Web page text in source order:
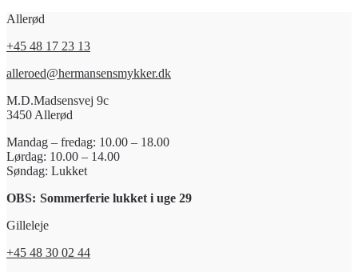
Allerød
+45 48 17 23 13
alleroed@hermansensmykker.dk
M.D.Madsensvej 9c
3450 Allerød
Mandag – fredag: 10.00 – 18.00
Lørdag: 10.00 – 14.00
Søndag: Lukket
OBS: Sommerferie lukket i uge 29
Gilleleje
+45 48 30 02 44